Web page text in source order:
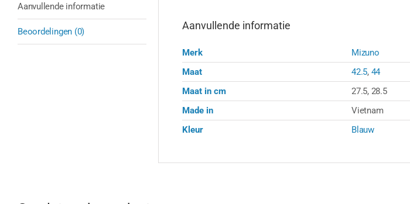
Aanvullende informatie
Beoordelingen (0) Aanvullende informatie
Merk
Mizuno
Maat
42.5, 44
Maat in cm
27.5, 28.5
Made in
Vietnam
Kleur
Blauw